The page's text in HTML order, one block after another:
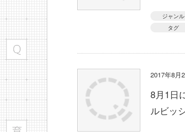
ジャンル
タグ
2017年8月
8月1日
ルビッ